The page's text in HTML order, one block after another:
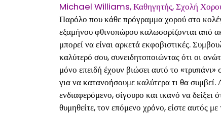
Michael Williams, Καθηγητής, Σχολή
Παρόλο που κάθε πρόγραμμα χορού στο
εξαμήνου φθινοπώρου καλωσορίζονται από
μπορεί να είναι αρκετά εκφοβιστικές.
καλύτερό σου, συνειδητοποιώντας ότι οι
μόνο επειδή έχουν βιώσει αυτό το
για να κατανοήσουμε καλύτερα τι θα
ενδιαφερόμενο, σίγουρο και ικανό να δείξει
θυμηθείτε, τον επόμενο χρόνο, είστε αυτός